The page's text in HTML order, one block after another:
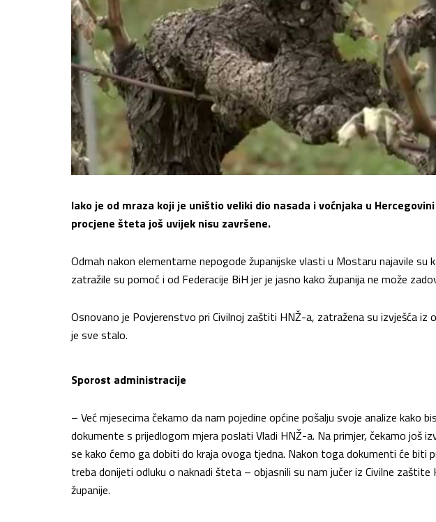
Iako je od mraza koji je uništio veliki dio nasada i voćnjaka u
procjene šteta još uvijek nisu završene.
Odmah nakon elementarne nepogode županijske vlasti u Mostaru najavile su
zatražile su pomoć i od Federacije BiH jer je jasno kako županija ne može
Osnovano je Povjerenstvo pri Civilnoj zaštiti HNŽ-a, zatražena su izvješća iz
je sve stalo.
Sporost administracije
– Već mjesecima čekamo da nam pojedine općine pošalju svoje analize kako
dokumente s prijedlogom mjera poslati Vladi HNŽ-a. Na primjer, čekamo još
se kako ćemo ga dobiti do kraja ovoga tjedna. Nakon toga dokumenti će biti
treba donijeti odluku o naknadi šteta – objasnili su nam jučer iz Civilne
županije.